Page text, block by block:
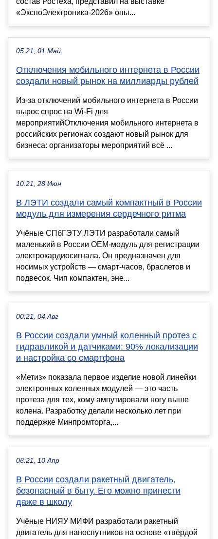
«ЭкспоЭлектроника-2026» опы...
05:21, 01 Май
Отключения мобильного интернета в России
создали новый рынок на миллиарды рублей
Из-за отключений мобильного интернета в России
вырос спрос на Wi-Fi для
мероприятийОтключения мобильного интернета в
российских регионах создают новый рынок для
бизнеса: организаторы мероприятий всё ...
10:21, 28 Июн
В ЛЭТИ создали самый компактный в России
модуль для измерения сердечного ритма
Учёные СПбГЭТУ ЛЭТИ разработали самый
маленький в России OEM-модуль для регистрации
электрокардиосигнала. Он предназначен для
носимых устройств — смарт-часов, браслетов и
подвесок. Чип компактен, эне...
00:21, 04 Авг
В России создали умный коленный протез с
гидравликой и датчиками: 90% локализации
и настройка со смартфона
«Метиз» показала первое изделие новой линейки
электронных коленных модулей — это часть
протеза для тех, кому ампутировали ногу выше
колена. Разработку делали несколько лет при
поддержке Минпромторга,...
08:21, 10 Апр
В России создали ракетный двигатель,
безопасный в быту. Его можно принести
даже в школу
Учёные НИЯУ МИФИ разработали ракетный
двигатель для наноспутников на основе «твёрдой